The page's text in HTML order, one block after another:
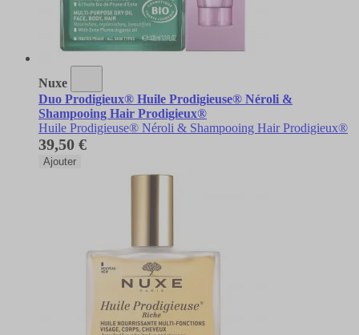
Nuxe
Duo Prodigieux® Huile Prodigieuse® Néroli &
Shampooing Hair Prodigieux®
Huile Prodigieuse® Néroli & Shampooing Hair Prodigieux®
39,50 €
Ajouter